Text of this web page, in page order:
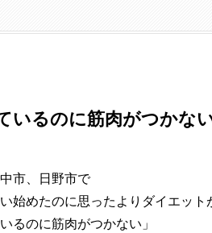
いるのに筋肉がつかな
市、日野市で
い始めたのに思ったよりダイエット
るのに筋肉がつかない」